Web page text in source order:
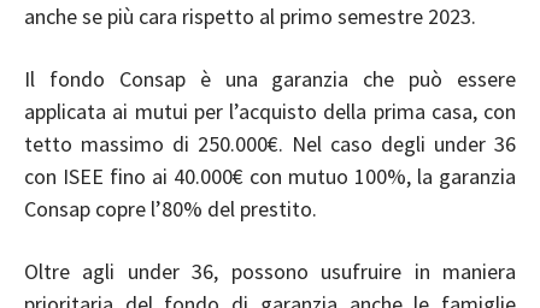
anche se più cara rispetto al primo semestre 2023.
Il fondo Consap è una garanzia che può essere
applicata ai mutui per l’acquisto della prima casa, con
tetto massimo di 250.000€. Nel caso degli under 36
con ISEE fino ai 40.000€ con mutuo 100%, la garanzia
Consap copre l’80% del prestito.
Oltre agli under 36, possono usufruire in maniera